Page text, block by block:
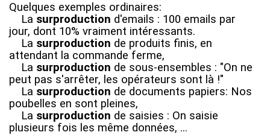
Quelques exemples ordinaires:
La surproduction d'emails : 100 emails par
jour, dont 10% vraiment intéressants.
La surproduction de produits finis, en
attendant la commande ferme,
La surproduction de sous-ensembles : "On ne
peut pas s'arrêter, les opérateurs sont là !"
La surproduction de documents papiers: Nos
poubelles en sont pleines,
La surproduction de saisies : On saisie
plusieurs fois les même données, ...